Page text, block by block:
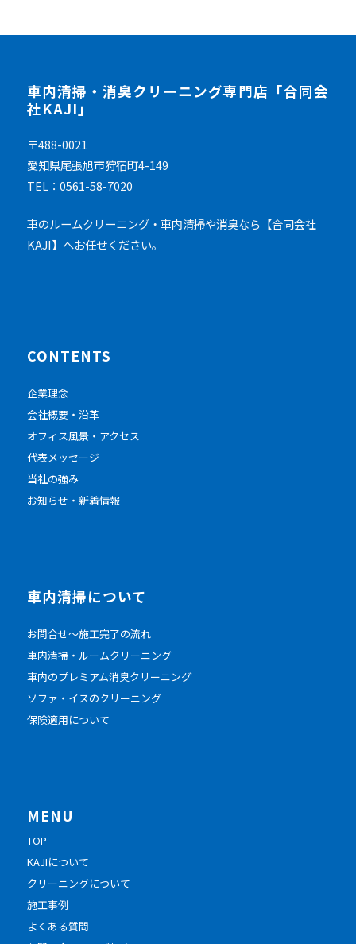
車内清掃・消臭クリーニング専門店「合同会
社KAJI」
〒488-0021
愛知県尾張旭市狩宿町4-149
TEL：0561-58-7020
車のルームクリーニング・車内清掃や消臭なら【合同会社
KAJI】へお任せください。
CONTENTS
企業理念
会社概要・沿革
オフィス風景・アクセス
代表メッセージ
当社の強み
お知らせ・新着情報
車内清掃について
お問合せ～施工完了の流れ
車内清掃・ルームクリーニング
車内のプレミアム消臭クリーニング
ソファ・イスのクリーニング
保険適用について
MENU
TOP
KAJIについて
クリーニングについて
施工事例
よくある質問